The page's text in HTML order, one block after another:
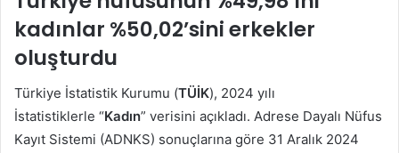
kadınlar %50,02’sini erkekler
oluşturdu
Türkiye İstatistik Kurumu (TÜİK), 2024 yılı
İstatistiklerle “Kadın” verisini açıkladı. Adrese Dayalı Nüfus
Kayıt Sistemi (ADNKS) sonuçlarına göre 31 Aralık 2024